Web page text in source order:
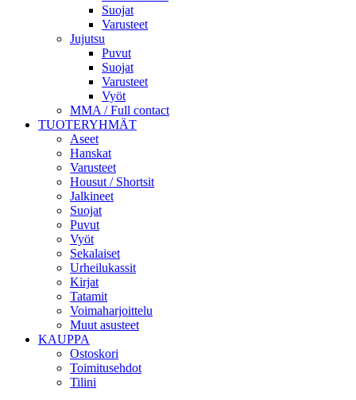
Suojat
Varusteet
Jujutsu
Puvut
Suojat
Varusteet
Vyöt
MMA / Full contact
TUOTERYHMÄT
Aseet
Hanskat
Varusteet
Housut / Shortsit
Jalkineet
Suojat
Puvut
Vyöt
Sekalaiset
Urheilukassit
Kirjat
Tatamit
Voimaharjoittelu
Muut asusteet
KAUPPA
Ostoskori
Toimitusehdot
Tilini